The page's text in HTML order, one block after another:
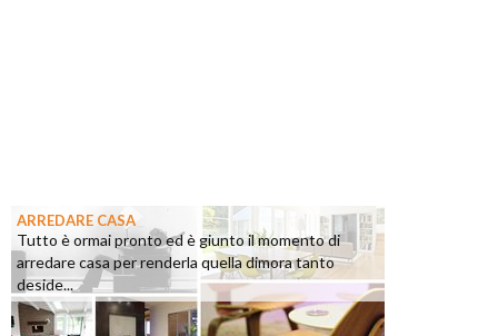
ARREDARE CASA
Tutto è ormai pronto ed è giunto il momento di
arredare casa per renderla quella dimora tanto
deside...